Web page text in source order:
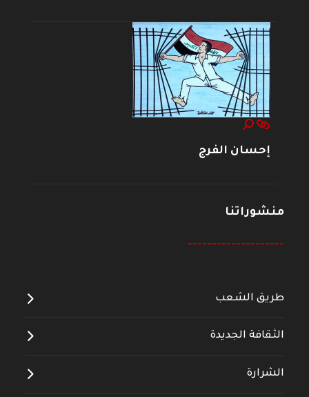
إحسان الفرج
منشوراتنا
--------------------
طريق الشعب
الثقافة الجديدة
الشرارة